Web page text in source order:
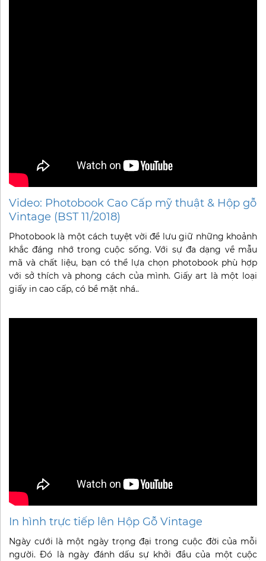
Video: Photobook Cao Cấp mỹ thuật & Hộp gỗ
Vintage (BST 11/2018)
Photobook là một cách tuyệt vời để lưu giữ những khoảnh
khắc đáng nhớ trong cuộc sống. Với sự đa dạng về mẫu
mã và chất liệu, bạn có thể lựa chọn photobook phù hợp
với sở thích và phong cách của mình. Giấy art là một loại
giấy in cao cấp, có bề mặt nhá..
In hình trực tiếp lên Hộp Gỗ Vintage
Ngày cưới là một ngày trọng đại trong cuộc đời của mỗi
người. Đó là ngày đánh dấu sự khởi đầu của một cuộc